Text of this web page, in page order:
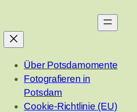
Über Potsdamomente
Fotografieren in
Potsdam
Cookie-Richtlinie (EU)